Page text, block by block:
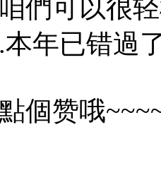
們可以很
年已错過
個赞哦